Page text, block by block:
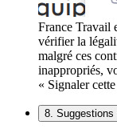
France Travail
vérifier la
malgré ces
inappropriés,
« Signaler
8. Suggestions